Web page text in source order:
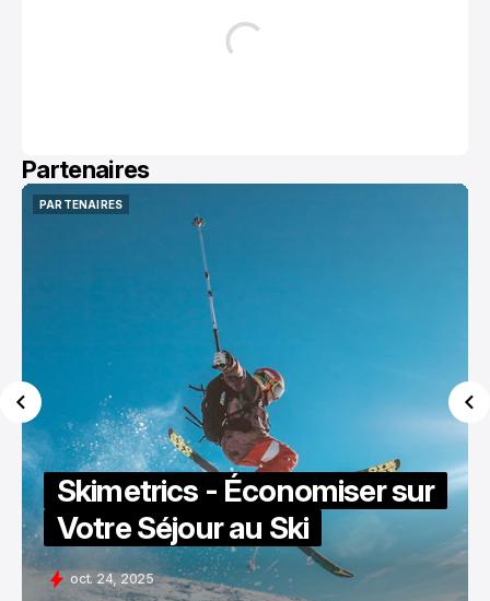
Partenaires
PARTENAIRES
Skimetrics - Économiser sur
Votre Séjour au Ski
oct. 24, 2025